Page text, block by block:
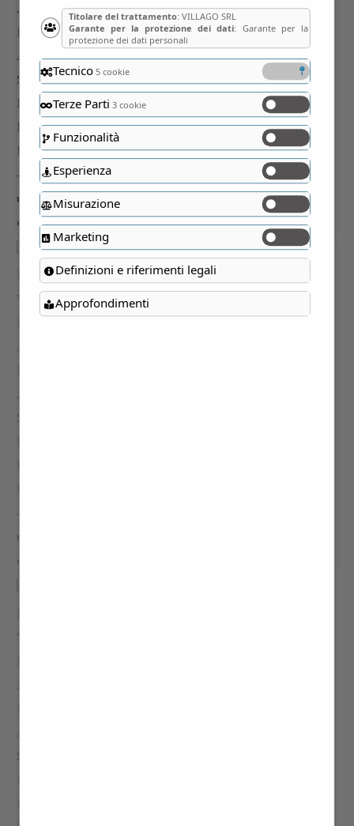
Titolare del trattamento: VILLAGO SRL
Garante per la protezione dei dati: Garante per la
protezione dei dati personali
Tecnico5 cookie
Terze Parti 3 cookie
Funzionalità
Esperienza
Misurazione
Marketing
Definizioni e riferimenti legali
Approfondimenti